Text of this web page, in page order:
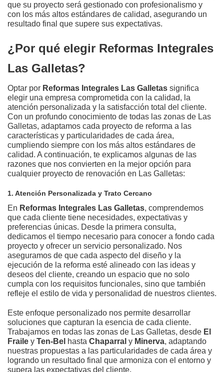
que su proyecto será gestionado con profesionalismo y
con los más altos estándares de calidad, asegurando un
resultado final que supere sus expectativas.
¿Por qué elegir Reformas Integrales
Las Galletas?
Optar por Reformas Integrales Las Galletas significa
elegir una empresa comprometida con la calidad, la
atención personalizada y la satisfacción total del cliente.
Con un profundo conocimiento de todas las zonas de Las
Galletas, adaptamos cada proyecto de reforma a las
características y particularidades de cada área,
cumpliendo siempre con los más altos estándares de
calidad. A continuación, te explicamos algunas de las
razones que nos convierten en la mejor opción para
cualquier proyecto de renovación en Las Galletas:
1. Atención Personalizada y Trato Cercano
En Reformas Integrales Las Galletas, comprendemos
que cada cliente tiene necesidades, expectativas y
preferencias únicas. Desde la primera consulta,
dedicamos el tiempo necesario para conocer a fondo cada
proyecto y ofrecer un servicio personalizado. Nos
aseguramos de que cada aspecto del diseño y la
ejecución de la reforma esté alineado con las ideas y
deseos del cliente, creando un espacio que no solo
cumpla con los requisitos funcionales, sino que también
refleje el estilo de vida y personalidad de nuestros clientes.
Este enfoque personalizado nos permite desarrollar
soluciones que capturan la esencia de cada cliente.
Trabajamos en todas las zonas de Las Galletas, desde El
Fraile y Ten-Bel hasta Chaparral y Minerva, adaptando
nuestras propuestas a las particularidades de cada área y
logrando un resultado final que armoniza con el entorno y
supera las expectativas del cliente.